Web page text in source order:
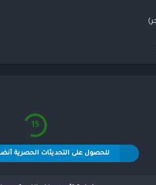
15
للحصول على التحديثات الحصرية